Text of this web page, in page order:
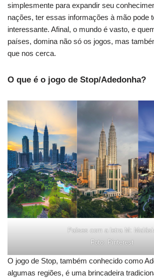
simplesmente para expandir seu
nações, ter essas informações à mão pode
interessante. Afinal, o mundo é vasto, e
países, domina não só os jogos, mas
que nos cerca.
O que é o jogo de Stop/Adedonha?
Países com a letra M:
Foto: Pinterest
O jogo de Stop, também conhecido como
algumas regiões, é uma brincadeira